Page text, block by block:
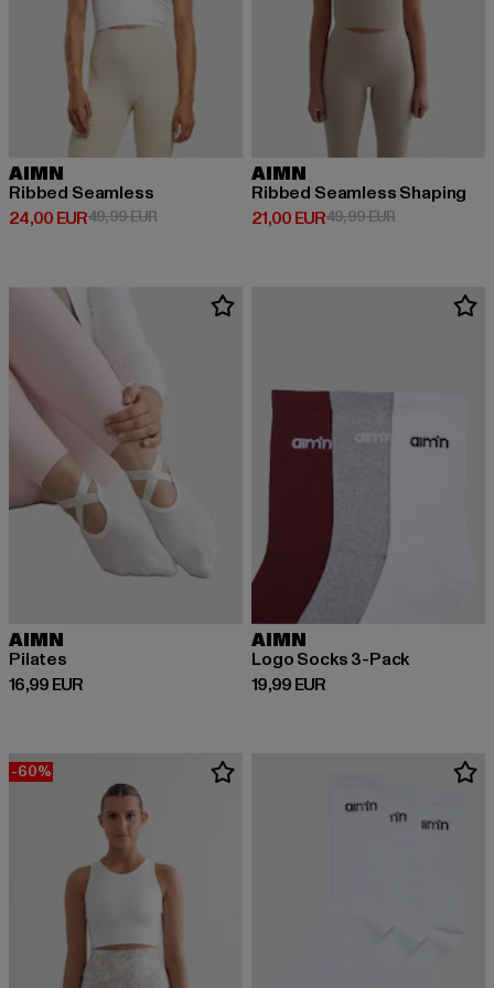
AIMN
Ribbed Seamless
24,00 EUR
Derzeitiger Preis: 24,00 EUR
49,99 EURAktionspreis: 49,99 EUR
AIMN
Ribbed Seamless Shaping
21,00 EUR
Derzeitiger Preis: 21,00 EUR
49,99 EURAktionspreis:
AIMN
Pilates
16,99 EUR
Derzeitiger Preis: 16,99 EUR
AIMN
Logo Socks 3-Pack
19,99 EUR
Derzeitiger Preis: 19,99 EUR
-60%